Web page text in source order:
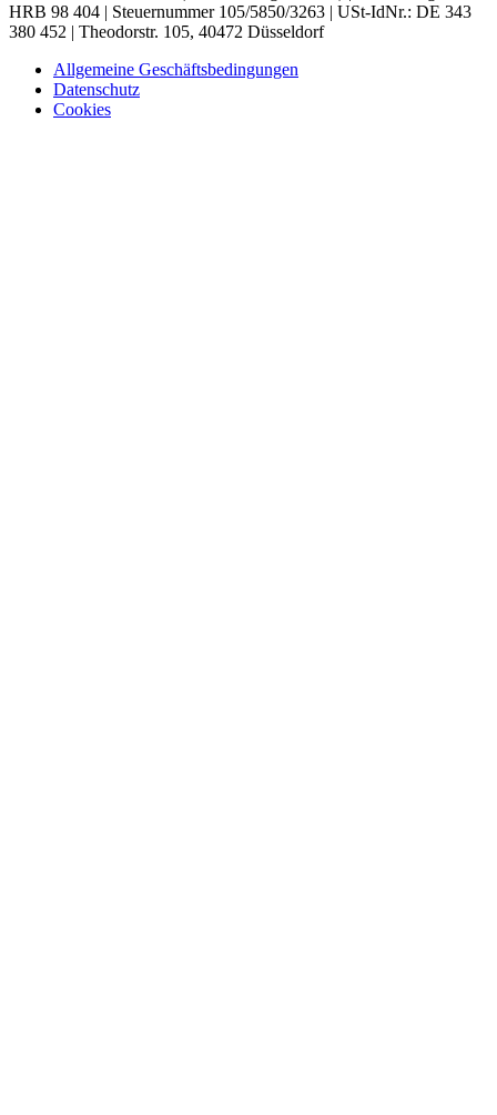
HRB 98 404 | Steuernummer 105/5850/3263 | USt-IdNr.: DE 343
380 452 | Theodorstr. 105, 40472 Düsseldorf
Allgemeine Geschäftsbedingungen
Datenschutz
Cookies